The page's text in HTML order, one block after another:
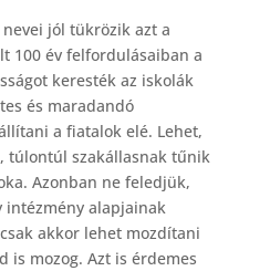
jól tükrözik azt a
100 év felfordulásaiban a
keresték az iskolák
és maradandó
a fiatalok elé. Lehet,
túlontúl szakállasnak tűnik
Azonban ne feledjük,
intézmény alapjainak
akkor lehet mozdítani
is mozog. Azt is érdemes